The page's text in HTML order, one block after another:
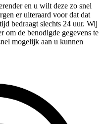
en u wilt deze zo snel
er uiteraard voor dat dat
bedraagt slechts 24 uur. Wij
om de benodigde gegevens te
mogelijk aan u kunnen